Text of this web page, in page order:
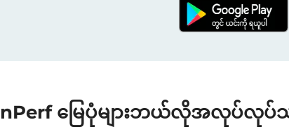
nPerf မြေပုံများဘယ်လိုအလုပ်လုပ်